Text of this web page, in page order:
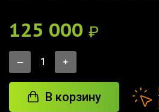
125 000 ₽
В корзину